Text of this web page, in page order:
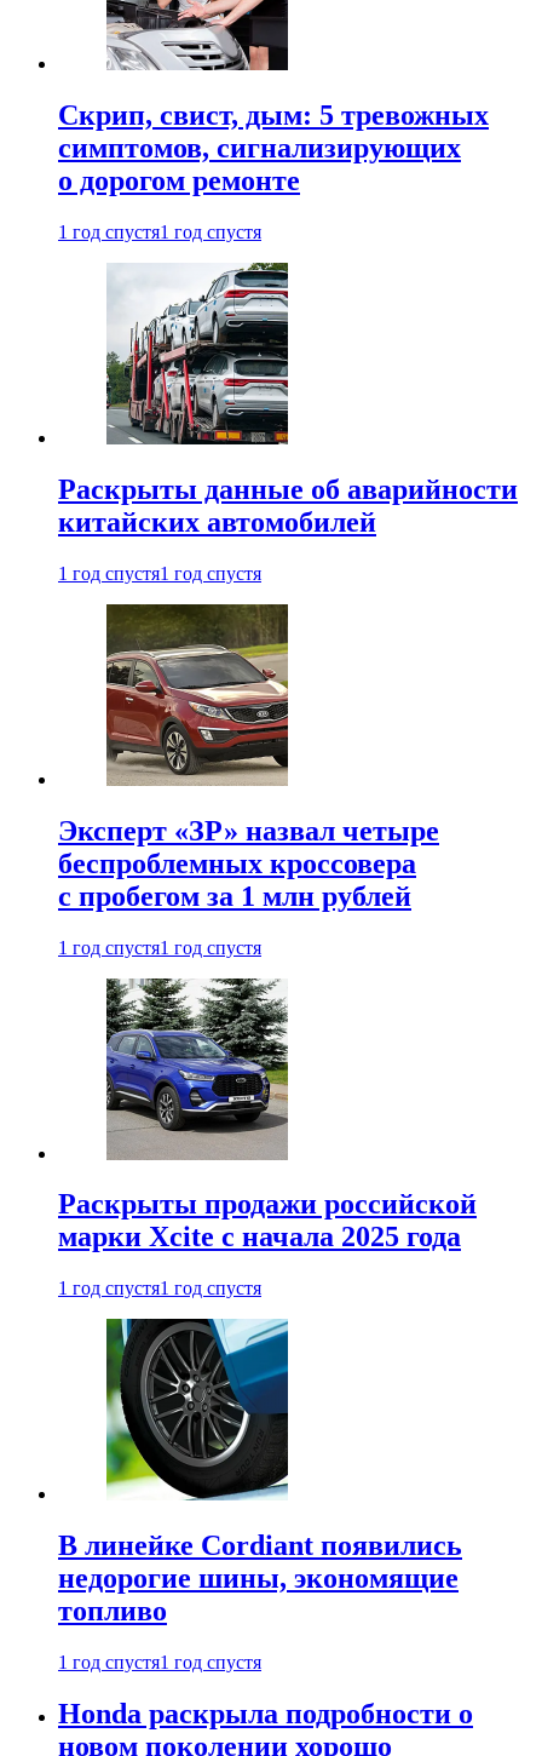
Скрип, свист, дым: 5 тревожных
симптомов, сигнализирующих
о дорогом ремонте
1 год спустя1 год спустя
Раскрыты данные об аварийности
китайских автомобилей
1 год спустя1 год спустя
Эксперт «ЗР» назвал четыре
беспроблемных кроссовера
с пробегом за 1 млн рублей
1 год спустя1 год спустя
Раскрыты продажи российской
марки Xcite с начала 2025 года
1 год спустя1 год спустя
В линейке Cordiant появились
недорогие шины, экономящие
топливо
1 год спустя1 год спустя
Honda раскрыла подробности о
новом поколении хорошо